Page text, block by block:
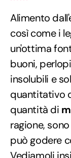
Alimento
così come i
un'ottima
buoni,
insolubili e
quantitativo
quantità di
ragione,
può godere